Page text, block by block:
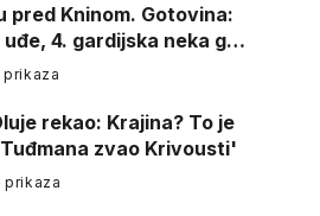
uđe, 4. gardijska neka g…
prikaza
rekao: Krajina? To je
zvao Krivousti'
prikaza